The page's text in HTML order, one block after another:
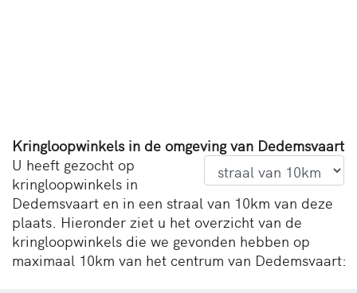
Kringloopwinkels in de omgeving van Dedemsvaart
U heeft gezocht op
kringloopwinkels in
Dedemsvaart en in een straal van 10km van deze
plaats. Hieronder ziet u het overzicht van de
kringloopwinkels die we gevonden hebben op
maximaal 10km van het centrum van Dedemsvaart: